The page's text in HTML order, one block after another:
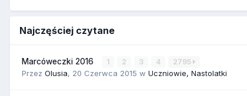
Najczęściej czytane
Marcóweczki 2016 1 2 3 4 2795
Przez Olusia, 20 Czerwca 2015 w Uczniowie, Nastolatki